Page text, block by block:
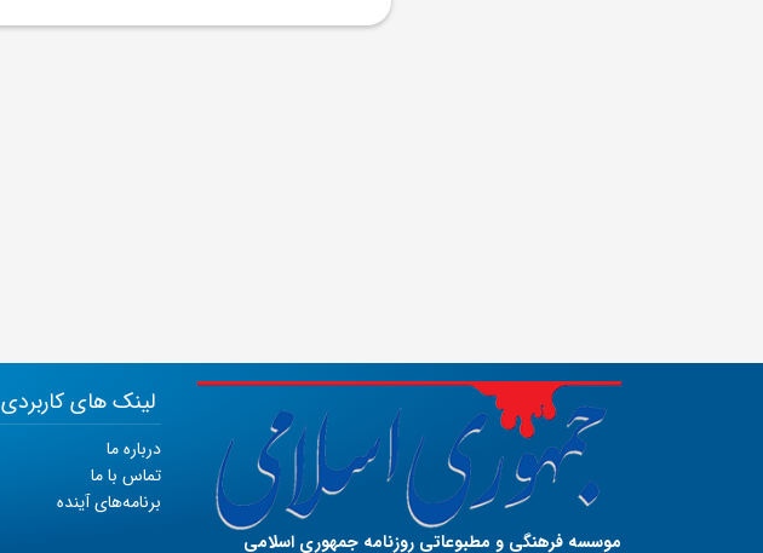
لینک های کاربردی
درباره ما
تماس با ما
برنامه‌های آینده
موسسه فرهنگی و مطبوعاتی روزنامه جمهوری اسلامی